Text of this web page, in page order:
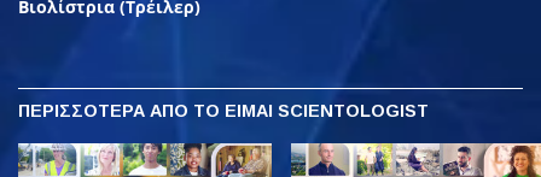
Βιολίστρια (Τρέιλερ)
ΠΕΡΙΣΣΟΤΕΡΑ ΑΠΟ ΤΟ ΕΙΜΑΙ SCIENTOLOGIST